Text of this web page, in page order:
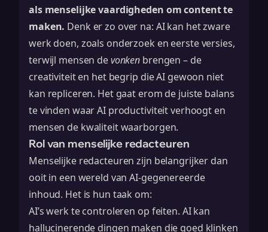
als menselijke vaardigheden om content te
maken. Denk er zo over na: AI kan het zware
werk doen, zoals onderzoek en eerste versies,
terwijl mensen devonken brengen – de
creativiteit en het begrip die AI gewoon niet
kan repliceren. Het gaat erom de juiste balans
te vinden waar AI productiviteit verhoogt en
mensen de kwaliteit waarborgen.
Rol van menselijke redacteuren
Menselijke redacteuren zijn belangrijker dan
ooit in een wereld van AI-gegenereerde
inhoud. Het is hun taak om:
AI’s werk te controleren op feiten. AI kan
hallucinerende dingen maken die goed klinken